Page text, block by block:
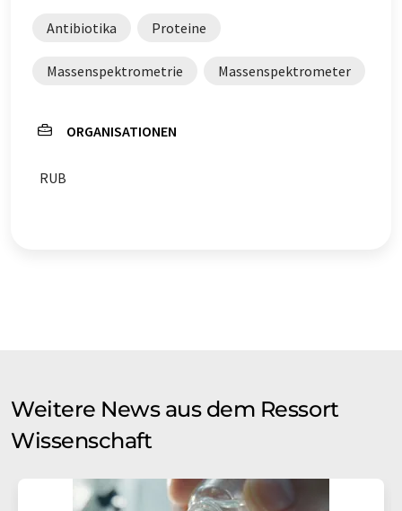
Antibiotika Proteine
Massenspektrometrie Massenspektrometer
ORGANISATIONEN
RUB
Weitere News aus dem Ressort
Wissenschaft